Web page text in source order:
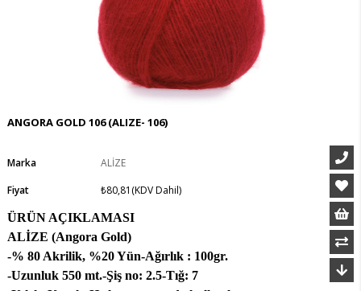
ANGORA GOLD 106(ALIZE- 106)
Marka
ALİZE
Fiyat
₺80,81 (KDV Dahil)
ÜRÜN AÇIKLAMASI
ALİZE (Angora Gold)
-% 80 Akrilik, %20 Yün-Ağırlık : 100gr.
-Uzunluk 550 mt.-Şiş no: 2.5-Tığ: 7